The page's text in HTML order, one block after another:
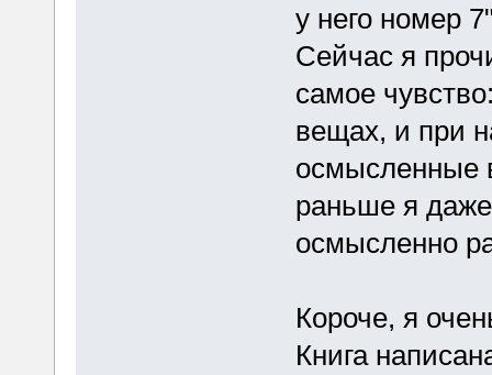
у него номер
Сейчас я
самое
вещах, и при
осмысленные
раньше я
осмысленно
Короче, я
Книга